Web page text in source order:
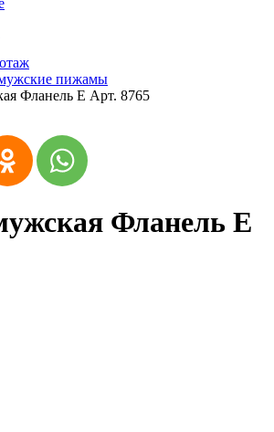
пижамы
Фланель Е Арт. 8765
Фланель Е